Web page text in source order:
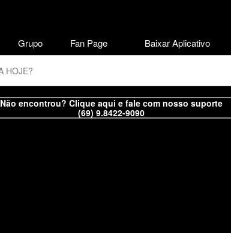
Não encontrou? Clique aqui e fale com nosso suporte
(69) 9.8422-9090
Grupo Fan Page Baixar Aplicativo